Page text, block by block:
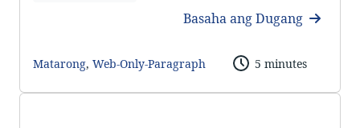
Basaha ang Dugang
Matarong, Web-Only-Paragraph 5 minutes